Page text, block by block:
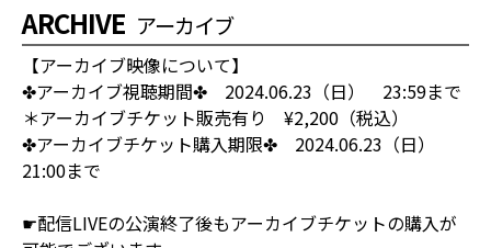
ARCHIVE アーカイブ
【アーカイブ映像について】
✤アーカイブ視聴期間✤ 2024.06.23（日） 23:59まで
＊アーカイブチケット販売有り ¥2,200（税込）
✤アーカイブチケット購入期限✤ 2024.06.23（日）
21:00まで
☛配信LIVEの公演終了後もアーカイブチケットの購入が